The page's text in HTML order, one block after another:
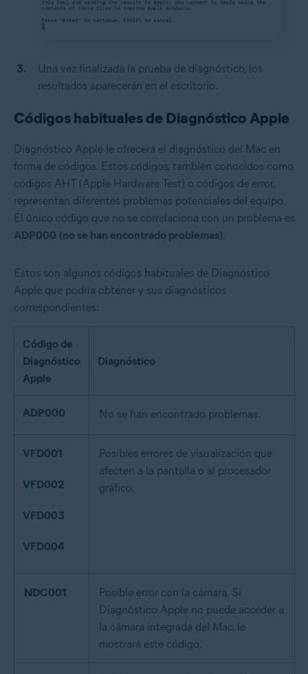
Una vez finalizada la prueba de diagnóstico, los
resultados aparecerán en el escritorio.
Códigos habituales de Diagnóstico Apple
Diagnóstico Apple le ofrecerá el diagnóstico del Mac en
forma de códigos. Estos códigos, también conocidos como
códigos AHT (Apple Hardware Test) o códigos de error,
representan diferentes problemas potenciales del equipo.
El único código que no se correlaciona con un problema es
ADP000 (no se han encontrado problemas).
Estos son algunos códigos habituales de Diagnóstico
Apple que podría obtener y sus diagnósticos
correspondientes:
Código de
Diagnóstico
Apple
Diagnóstico
ADP000 No se han encontrado problemas.
VFD001
VFD002
VFD003
VFD004
Posibles errores de visualización que
afecten a la pantalla o al procesador
gráfico.
NDC001
Posible error con la cámara. Si
Diagnóstico Apple no puede acceder a
la cámara integrada del Mac, le
mostrará este código.